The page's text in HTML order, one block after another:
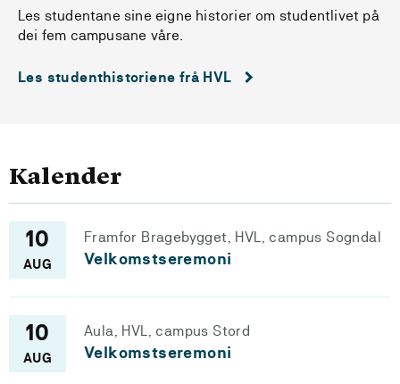
Les studentane sine eigne historier om studentlivet på
dei fem campusane våre.
Les studenthistoriene frå HVL
Kalender
10
AUG
Framfor Bragebygget, HVL, campus Sogndal
Velkomstseremoni
10
AUG
Aula, HVL, campus Stord
Velkomstseremoni